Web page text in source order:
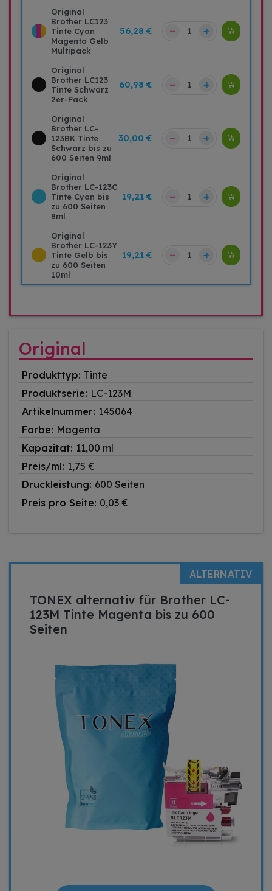
Original
Brother LC123
Tinte Cyan
Magenta Gelb
Multipack
56,28 € – +
Original
Brother LC123
Tinte Schwarz
2er-Pack
60,98 € – +
Original
Brother LC-
123BK Tinte
Schwarz bis zu
600 Seiten 9ml
30,00 € – +
Original
Brother LC-123C
Tinte Cyan bis
zu 600 Seiten
8ml
19,21 € – +
Original
Brother LC-123Y
Tinte Gelb bis
zu 600 Seiten
10ml
19,21 € – +
Original
Produkttyp: Tinte
Produktserie: LC-123M
Artikelnummer: 145064
Farbe: Magenta
Kapazitat: 11,00 ml
Preis/ml: 1,75 €
Druckleistung: 600 Seiten
Preis pro Seite: 0,03 €
ALTERNATIV
TONEX alternativ für Brother LC-
123M Tinte Magenta bis zu 600
Seiten